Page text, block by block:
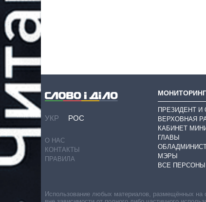
УКР РОС
О НАС
КОНТАКТЫ
ПРАВИЛА
МОНИТОРИНГ
ПРЕЗИДЕНТ И
ВЕРХОВНАЯ
КАБИНЕТ
ГЛАВЫ
МЭРЫ
ВСЕ ПЕРСОНЫ
Использование любых материалов, размещённых на